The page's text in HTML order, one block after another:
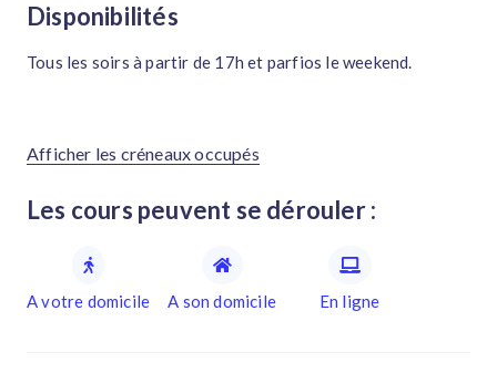
Disponibilités
Tous les soirs à partir de 17h et parfios le weekend.
Afficher les créneaux occupés
Les cours peuvent se dérouler :
A votre domicile A son domicile En ligne